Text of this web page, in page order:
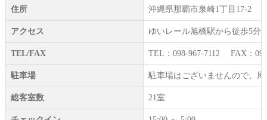
住所 沖縄県那覇市泉崎1丁目17-2
アクセス ゆいレール旭橋駅から徒歩5
TEL/FAX TEL：098-967-7112 FAX：
駐車場 駐車場はございませんので、
総客室数 21室